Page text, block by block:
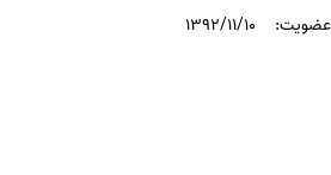
عضویت: ۱۳۹۲/۱۱/۱۰